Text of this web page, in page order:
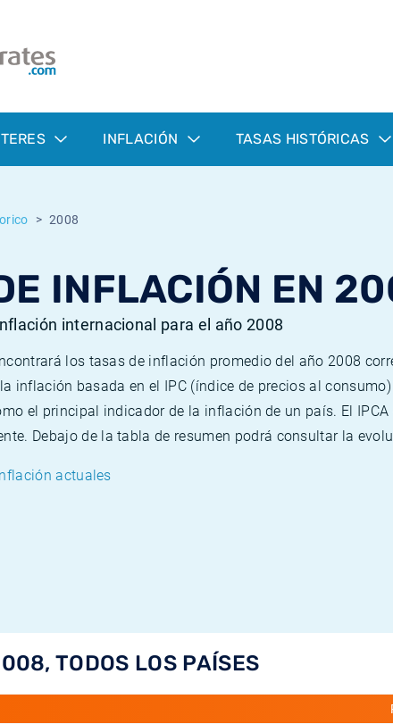
INFLACIÓN TASAS HISTÓRICAS
2008
INFLACIÓN EN
internacional para el año 2008
los tasas de inflación promedio del año 2008
inflación basada en el IPC (índice de precios al
el principal indicador de la inflación de un país. El
Debajo de la tabla de resumen podrá consultar la
actuales
TODOS LOS PAÍSES